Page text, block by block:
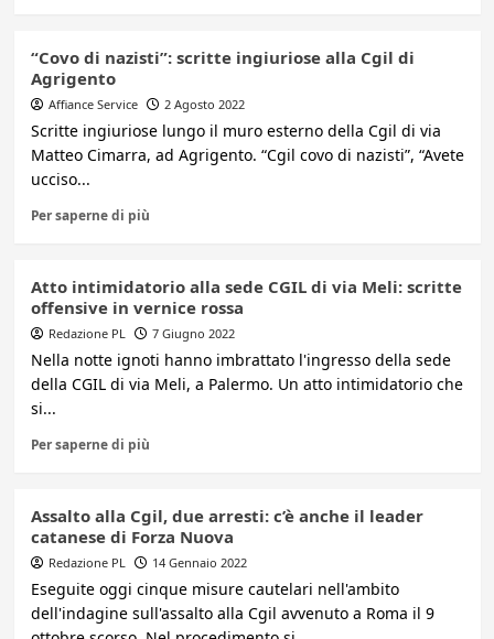
“Covo di nazisti”: scritte ingiuriose alla Cgil di
Agrigento
Affiance Service 2 Agosto 2022
Scritte ingiuriose lungo il muro esterno della Cgil di via
Matteo Cimarra, ad Agrigento. “Cgil covo di nazisti”, “Avete
ucciso...
Per saperne di più
Atto intimidatorio alla sede CGIL di via Meli: scritte
offensive in vernice rossa
Redazione PL 7 Giugno 2022
Nella notte ignoti hanno imbrattato l'ingresso della sede
della CGIL di via Meli, a Palermo. Un atto intimidatorio che
si...
Per saperne di più
Assalto alla Cgil, due arresti: c’è anche il leader
catanese di Forza Nuova
Redazione PL 14 Gennaio 2022
Eseguite oggi cinque misure cautelari nell'ambito
dell'indagine sull'assalto alla Cgil avvenuto a Roma il 9